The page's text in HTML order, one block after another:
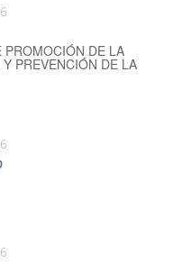
PROMOCIÓN DE LA
PREVENCIÓN DE LA